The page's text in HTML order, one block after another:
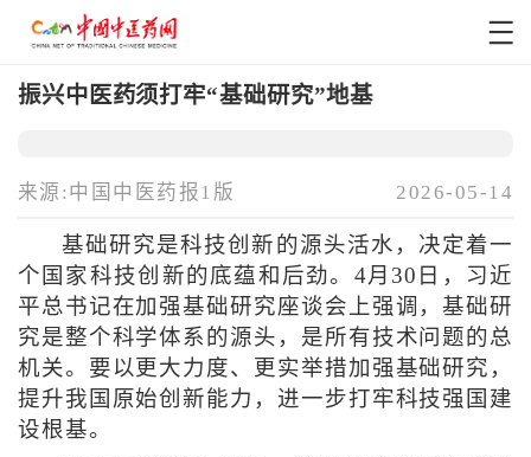
振兴中医药须打牢“基础研究”地基
来源:中国中医药报1版 2026-05-14
基础研究是科技创新的源头活水，决定着一
个国家科技创新的底蕴和后劲。4月30日，习近
平总书记在加强基础研究座谈会上强调，基础研
究是整个科学体系的源头，是所有技术问题的总
机关。要以更大力度、更实举措加强基础研究，
提升我国原始创新能力，进一步打牢科技强国建
设根基。